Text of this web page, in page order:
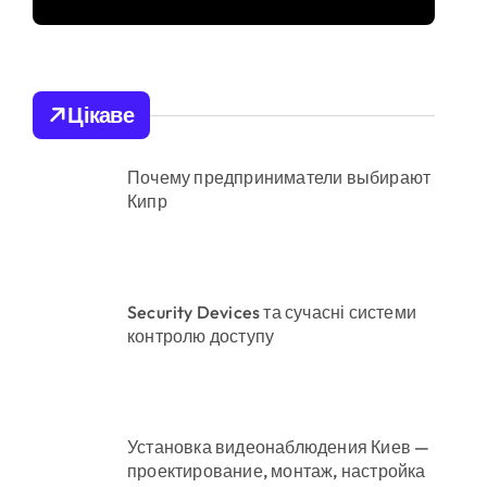
відновлення
укладають
контракти на понад
1,5 ГВт потужностей
Цікаве
Почему предприниматели выбирают
Кипр
Security Devices та сучасні системи
контролю доступу
Установка видеонаблюдения Киев —
проектирование, монтаж, настройка